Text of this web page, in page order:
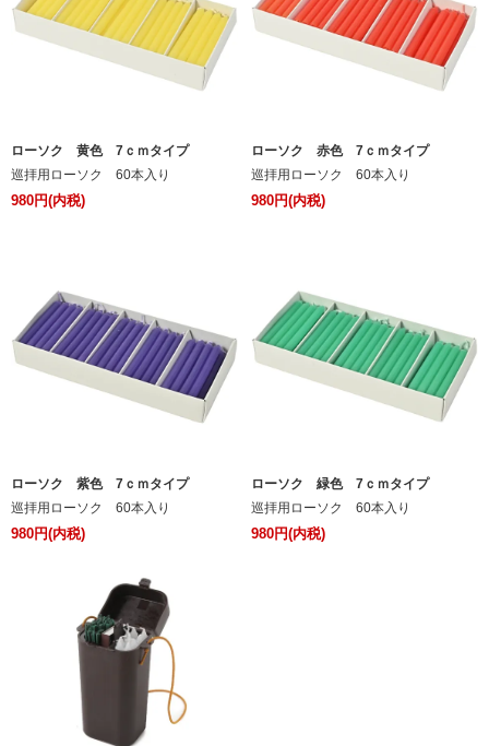
ローソク 黄色 7ｃｍタイプ
巡拝用ローソク 60本入り
980円(内税)
ローソク 赤色 7ｃｍタイプ
巡拝用ローソク 60本入り
980円(内税)
ローソク 紫色 7ｃｍタイプ
巡拝用ローソク 60本入り
980円(内税)
ローソク 緑色 7ｃｍタイプ
巡拝用ローソク 60本入り
980円(内税)